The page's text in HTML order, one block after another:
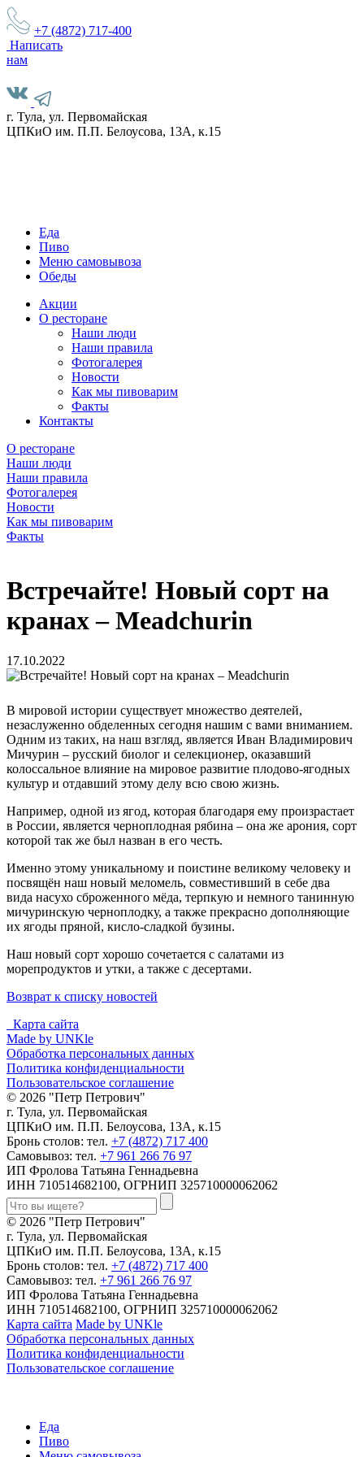
+7 (4872) 717-400
Написать
нам
г. Тула, ул. Первомайская
ЦПКиО им. П.П. Белоусова, 13А, к.15
Еда
Пиво
Меню самовывоза
Обеды
Акции
О ресторане
Наши люди
Наши правила
Фотогалерея
Новости
Как мы пивоварим
Факты
Контакты
О ресторане
Наши люди
Наши правила
Фотогалерея
Новости
Как мы пивоварим
Факты
Встречайте! Новый сорт на
кранах – Meadchurin
17.10.2022
В мировой истории существует множество деятелей,
незаслуженно обделенных сегодня нашим с вами вниманием.
Одним из таких, на наш взгляд, является Иван Владимирович
Мичурин – русский биолог и селекционер, оказавший
колоссальное влияние на мировое развитие плодово-ягодных
культур и отдавший этому делу всю свою жизнь.
Например, одной из ягод, которая благодаря ему произрастает
в России, является черноплодная рябина – она же арония, сорт
которой так же был назван в его честь.
Именно этому уникальному и поистине великому человеку и
посвящён наш новый меломель, совместивший в себе два
вида насухо сброженного мёда, терпкую и немного танинную
мичуринскую черноплодку, а также прекрасно дополняющие
их ягоды пряной, кисло-сладкой бузины.
Наш новый сорт хорошо сочетается с салатами из
морепродуктов и утки, а также с десертами.
Возврат к списку новостей
Карта сайта
Made by UNKle
Обработка персональных данных
Политика конфиденциальности
Пользовательское соглашение
© 2026 "Петр Петрович"
г. Тула, ул. Первомайская
ЦПКиО им. П.П. Белоусова, 13А, к.15
Бронь столов: тел. +7 (4872) 717 400
Самовывоз: тел. +7 961 266 76 97
ИП Фролова Татьяна Геннадьевна
ИНН 710514682100, ОГРНИП 325710000062062
© 2026 "Петр Петрович"
г. Тула, ул. Первомайская
ЦПКиО им. П.П. Белоусова, 13А, к.15
Бронь столов: тел. +7 (4872) 717 400
Самовывоз: тел. +7 961 266 76 97
ИП Фролова Татьяна Геннадьевна
ИНН 710514682100, ОГРНИП 325710000062062
Карта сайта Made by UNKle
Обработка персональных данных
Политика конфиденциальности
Пользовательское соглашение
Еда
Пиво